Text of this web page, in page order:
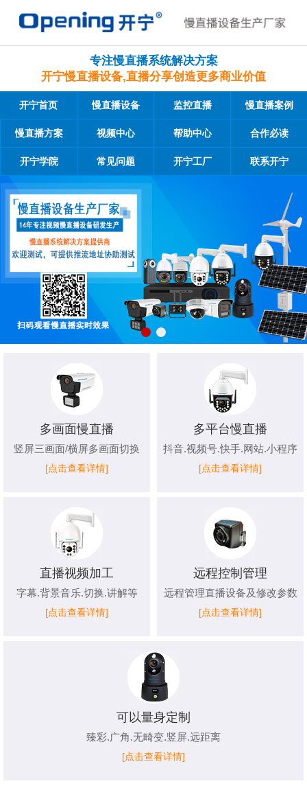
专注慢直播系统解决方案
开宁慢直播设备,直播分享创造更多商业价值
开宁首页 慢直播设备 监控直播 慢直播案例
慢直播方案 视频中心 帮助中心 合作必读
开宁学院 常见问题 开宁工厂 联系开宁
多画面慢直播
竖屏三画面/横屏多画面切换
[点击查看详情]
多平台慢直播
抖音.视频号.快手.网站.小程序
[点击查看详情]
直播视频加工
字幕.背景音乐.切换.讲解等
[点击查看详情]
远程控制管理
远程管理直播设备及修改参数
[点击查看详情]
可以量身定制
臻彩.广角.无畸变.竖屏.远距离
[点击查看详情]